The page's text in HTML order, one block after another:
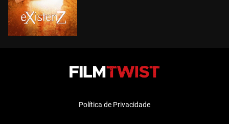
Política de Privacidade